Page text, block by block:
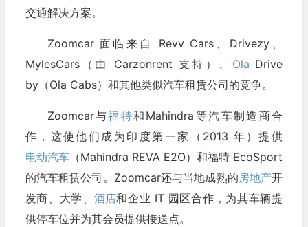
交通解决方案。
Zoomcar 面临来自 Revv Cars、Drivezy、
MylesCars（由 Carzonrent 支持）、 Ola Drive
by（Ola Cabs）和其他类似汽车租赁公司的竞争。
Zoomcar与福特和Mahindra等汽车制造商合
作，这使他们成为印度第一家（2013 年）提供
电动汽车（Mahindra REVA E2O）和福特 EcoSport
的汽车租赁公司。Zoomcar还与当地成熟的房地产开
发商、大学、 酒店和企业 IT 园区合作，为其车辆提
供停车位并为其会员提供接送点。